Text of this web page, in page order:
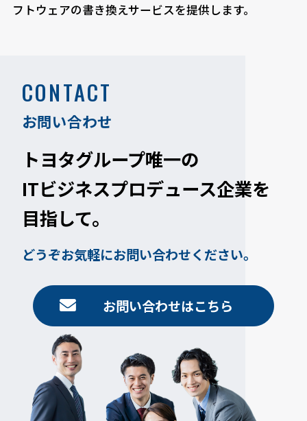
フトウェアの書き換えサービスを提供します。
CONTACT
お問い合わせ
トヨタグループ唯一の
ITビジネスプロデュース企業を
目指して。
どうぞお気軽にお問い合わせください。
お問い合わせはこちら